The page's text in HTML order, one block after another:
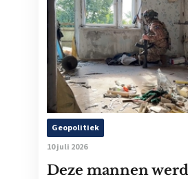
Geopolitiek
10 juli 2026
Deze mannen